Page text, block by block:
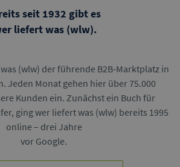
seit 1932 gibt es
liefert was (wlw).
(wlw) der führende B2B-Marktplatz in
Jeden Monat gehen hier über 75.000
Kunden ein. Zunächst ein Buch für
ging wer liefert was (wlw) bereits 1995
online – drei Jahre
vor Google.